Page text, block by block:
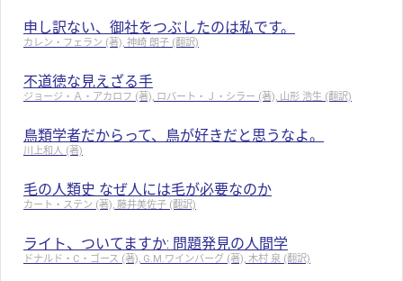
申し訳ない、御社をつぶしたのは私です。
カレン・フェラン (著), 神崎 朗子 (翻訳)
不道徳な見えざる手
ジョージ・Ａ・アカロフ (著), ロバート・Ｊ・シラー (著), 山形 浩生 (翻訳)
鳥類学者だからって、鳥が好きだと思うなよ。
川上和人 (著)
毛の人類史 なぜ人には毛が必要なのか
カート・ステン (著), 藤井美佐子 (翻訳)
ライト、ついてますか: 問題発見の人間学
ドナルド・C・ゴース (著), G.M.ワインバーグ (著), 木村 泉 (翻訳)